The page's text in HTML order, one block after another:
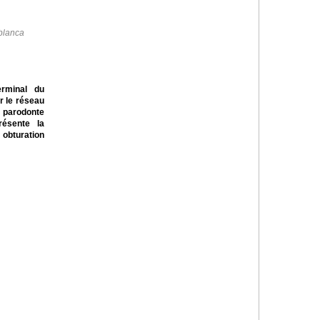
du
le réseau
la